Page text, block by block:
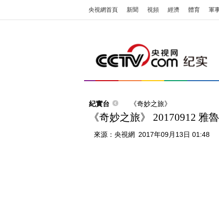
央視網首頁 新聞 視頻 經濟 體育 軍
紀實台 《奇妙之旅》
《奇妙之旅》 20170912 雅
來源： 央視網 2017年09月13日 01:48